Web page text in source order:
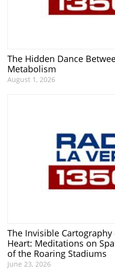
The Hidden Dance
Metabolism
August 1, 2026
The Invisible
Heart: Meditations on
of the Roaring Stadiums
June 23, 2026